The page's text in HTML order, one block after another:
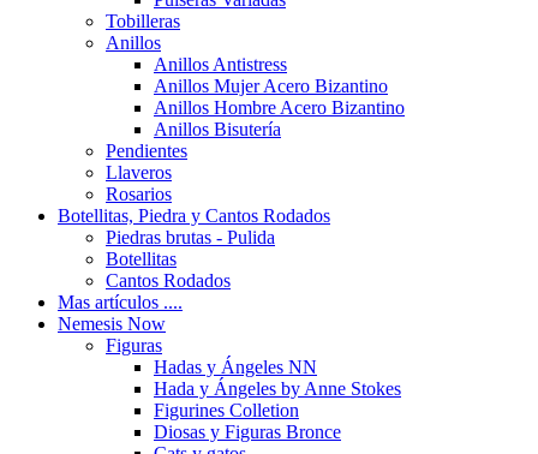
Tobilleras
Anillos
Anillos Antistress
Anillos Mujer Acero Bizantino
Anillos Hombre Acero Bizantino
Anillos Bisutería
Pendientes
Llaveros
Rosarios
Botellitas, Piedra y Cantos Rodados
Piedras brutas - Pulida
Botellitas
Cantos Rodados
Mas artículos ....
Nemesis Now
Figuras
Hadas y Ángeles NN
Hada y Ángeles by Anne Stokes
Figurines Colletion
Diosas y Figuras Bronce